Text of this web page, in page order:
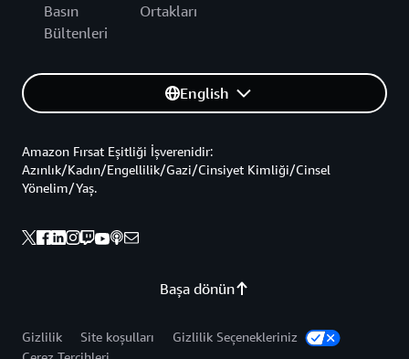
Basın
Bültenleri
Ortakları
English
Başa dönün
Amazon Fırsat Eşitliği İşverenidir:
Azınlık/Kadın/Engellilik/Gazi/Cinsiyet Kimliği/Cinsel
Yönelim/Yaş.
Gizlilik Site koşulları
Gizlilik Seçenekleriniz